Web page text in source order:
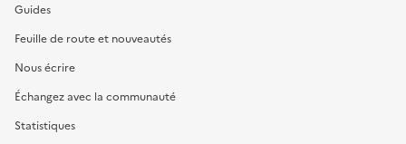
Guides
Feuille de route et nouveautés
Nous écrire
Échangez avec la communauté
Statistiques